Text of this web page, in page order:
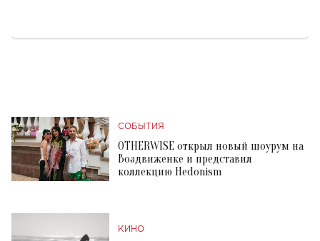
СОБЫТИЯ
OTHERWISE открыл новый шоурум на
Воздвиженке и представил
коллекцию Hedonism
КИНО